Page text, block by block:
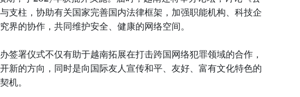
支柱，协助有关国家完善国内法律框架，加强职能机构、科技企
界的协作，共同维护安全、健康的网络空间。
签署仪式不仅有助于越南拓展在打击跨国网络犯罪领域的合作，
新的方向，同时是向国际友人宣传和平、友好、富有文化特色的
机。